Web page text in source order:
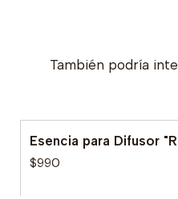
También podría
Esencia para Difusor
$990